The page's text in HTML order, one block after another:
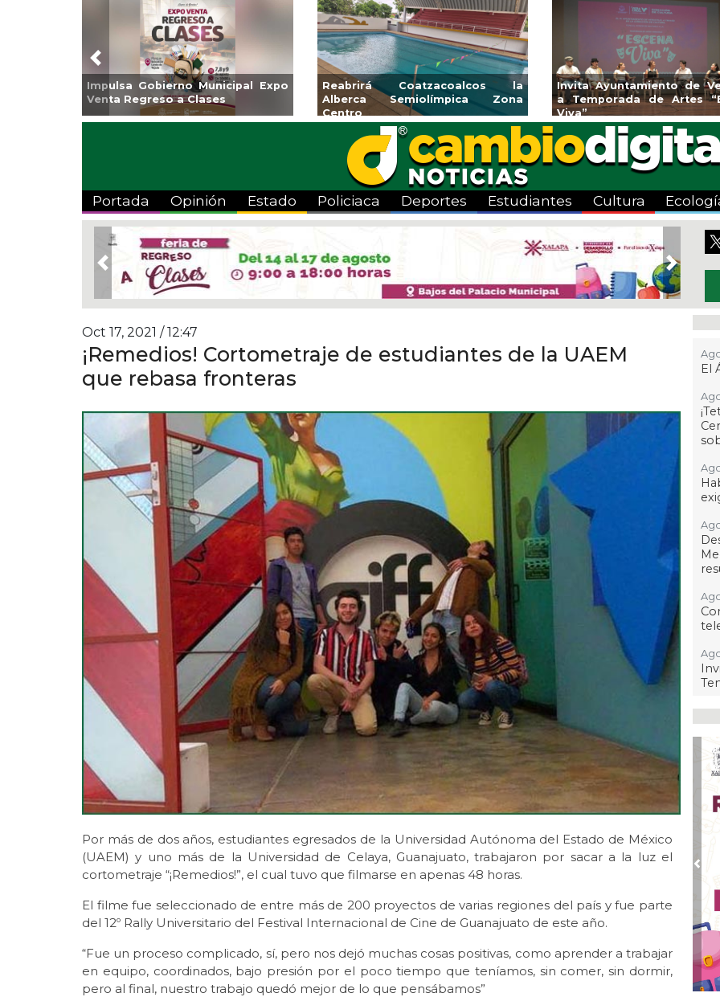
Guarniciones y banquetas para la
colonia El Mango en Pánuco
Emprendedores de Xalapa
exponen en Mercadito
Bicentenario
Coatzacoalcos
halterofilia con la Copa
2026
Previous
Portada Opinión Estado Policiaca Deportes Estudiantes Cultura
Previous Next
Oct 17, 2021 / 12:47
¡Remedios! Cortometraje de estudiantes de la UAEM
que rebasa fronteras
Por más de dos años, estudiantes egresados de la Universidad Autónoma del Estado de México
(UAEM) y uno más de la Universidad de Celaya, Guanajuato, trabajaron por sacar a la luz el
cortometraje “¡Remedios!”, el cual tuvo que filmarse en apenas 48 horas.
El filme fue seleccionado de entre más de 200 proyectos de varias regiones del país y fue parte
del 12º Rally Universitario del Festival Internacional de Cine de Guanajuato de este año.
“Fue un proceso complicado, sí, pero nos dejó muchas cosas positivas, como aprender a trabajar
en equipo, coordinados, bajo presión por el poco tiempo que teníamos, sin comer, sin dormir,
pero al final, nuestro trabajo quedó mejor de lo que pensábamos”
El